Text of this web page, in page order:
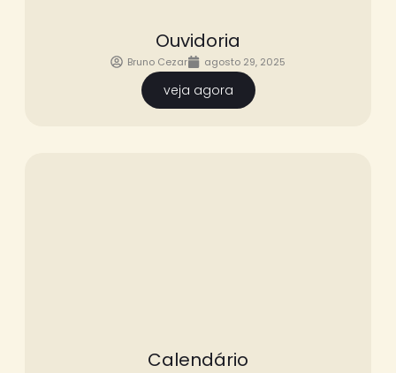
Ouvidoria
Bruno Cezar agosto 29, 2025
veja agora
Calendário